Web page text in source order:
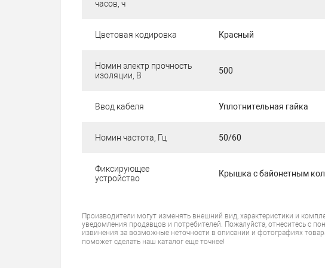
часов, ч
Цветовая кодировка Красный
Номин электр прочность
изоляции, В
500
Ввод кабеля Уплотнительная гайка
Номин частота, Гц 50/60
Фиксирующее
устройство
Крышка с байонетным
Производители могут изменять внешний вид, характеристики и
уведомления продавцов и потребителей. Пожалуйста, отнеситесь с
извинения за возможные неточности в описании и фотографиях
поможет сделать наш каталог еще точнее!